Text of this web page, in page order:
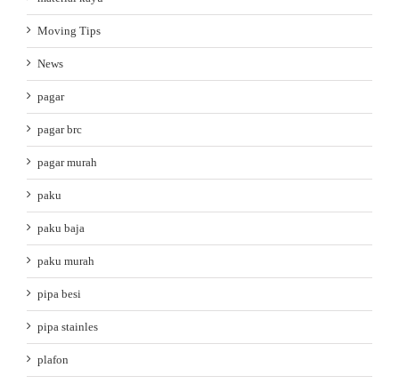
Moving Tips
News
pagar
pagar brc
pagar murah
paku
paku baja
paku murah
pipa besi
pipa stainles
plafon